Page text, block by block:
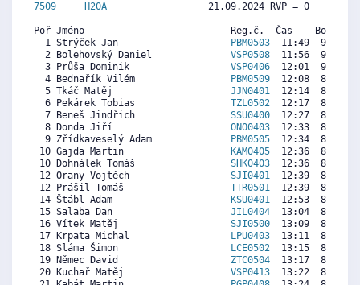
7509 H20A
21.09.2024 RVP = 0     IP
Poř Jméno                          Reg.č.  Čas    Body
  1 Strýček Jan
PBM0503
11:49  9238
  2 Bolehovský Daniel
VSP0508
11:56  9149
  3 Průša Dominik
VSP0406
12:01  9085
  4 Bednařík Vilém
PBM0509
12:08  8995
  5 Tkáč Matěj
JJN0401
12:14  8918
  6 Pekárek Tobias
TZL0502
12:17  8880
  7 Beneš Jindřich
SSU0400
12:27  8752
  8 Donda Jiří
ONO0403
12:33  8675
  9 Zřídkaveselý Adam
PBM0505
12:34  8662
10 Gajda Martin
KAM0405
12:36  8637
10 Dohnálek Tomáš SHK0403
12:36  8637
12 Orany Vojtěch SJI0401
12:39  8598
12 Prášil Tomáš TTR0501
12:39  8598
14 Štábl Adam
KSU0401
12:53  8419
15 Salaba Dan JIL0404
13:04  8278
16 Vítek Matěj SJI0500
13:09  8214
17 Krpata Michal
LPU0403
13:11  8189
18 Sláma Šimon
LCE0502
13:15  8137
19 Němec David ZTC0504
13:17  8112
20 Kuchař Matěj VSP0413
13:22  8048